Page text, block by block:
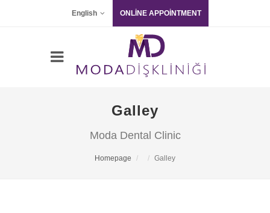
English ONLİNE APPOİNTMENT
Galley
Moda Dental Clinic
Homepage Galley